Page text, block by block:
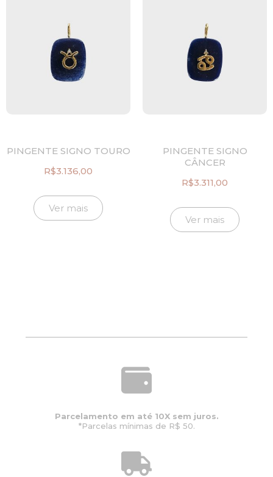
PINGENTE SIGNO TOURO
R$3.136,00
Ver mais
PINGENTE SIGNO
CÂNCER
R$3.311,00
Ver mais
Parcelamento em até 10X sem juros.
*Parcelas mínimas de R$ 50.